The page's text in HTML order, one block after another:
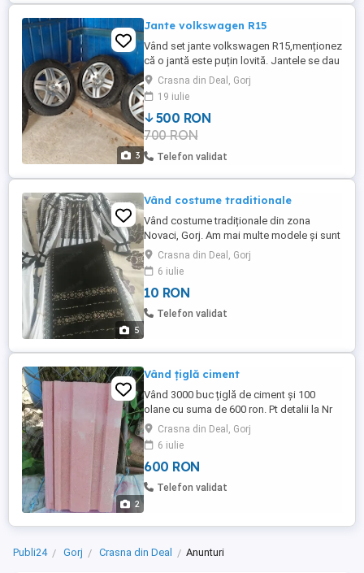
3
Jante volkswagen R15
Vând set jante volkswagen R15,menționez
că o jantă este puțin lovită. Jantele se dau
fără cauciucuri !!!
Crasna din Deal, Gorj
19 iulie
500 RON
700 RON
Telefon validat
5
Vând costume traditionale
Vând costume tradiționale din zona
Novaci, Gorj. Am mai multe modele și sunt
făcute manual.
Crasna din Deal, Gorj
6 iulie
10 RON
Telefon validat
2
Vând țiglă ciment
Vând 3000 buc țiglă de ciment și 100
olane cu suma de 600 ron. Pt detalii la Nr
de tel : . Gorj
Crasna din Deal, Gorj
6 iulie
600 RON
Telefon validat
Publi24 Gorj Crasna din Deal Anunturi